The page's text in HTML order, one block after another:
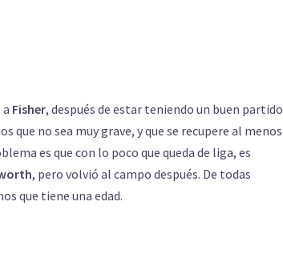
Fisher, después de estar teniendo un buen partido
que no sea muy grave, y que se recupere al menos
es que con lo poco que queda de liga, es
, pero volvió al campo después. De todas
que tiene una edad.